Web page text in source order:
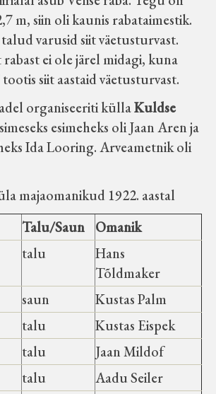
m, siin oli kaunis rabataimestik.
varusid siit väetusturvast.
rabast ei ole järel midagi, kuna
siit aastaid väetusturvast.
organiseeriti küllaKuldse
esimeheks oli Jaan Aren ja
Ida Looring. Arveametnik oli
majaomanikud 1922. aastal
Talu/Saun
Omanik
talu
Hans
Tõldmaker
saun
Kustas Palm
talu
Kustas Eispek
talu
Jaan Mildof
talu
Aadu Seiler